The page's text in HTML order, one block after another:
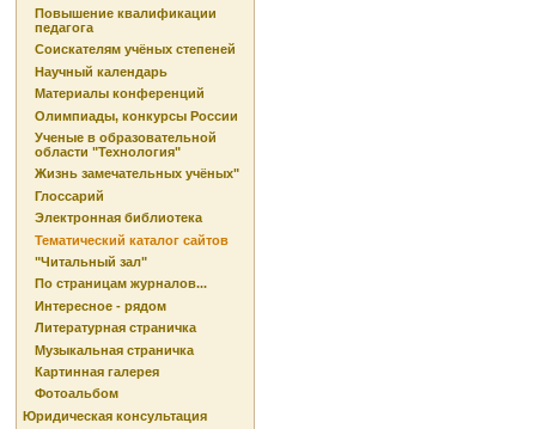
Повышение квалификации
педагога
Соискателям учёных степеней
Научный календарь
Материалы конференций
Олимпиады, конкурсы России
Ученые в образовательной
области "Технология"
Жизнь замечательных учёных"
Глоссарий
Электронная библиотека
Тематический каталог сайтов
"Читальный зал"
По страницам журналов...
Интересное - рядом
Литературная страничка
Музыкальная страничка
Картинная галерея
Фотоальбом
Юридическая консультация